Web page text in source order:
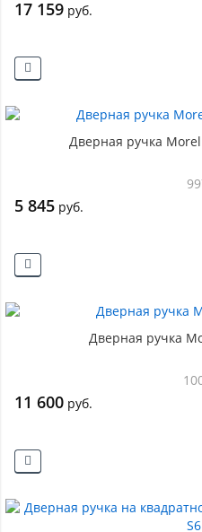
17 159 руб.
Дверная ручка
5 845 руб.
Дверная ручка
11 600 руб.